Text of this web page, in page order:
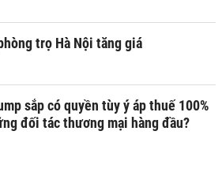
trọ Hà Nội tăng giá
sắp có quyền tùy ý áp thuế 100%
đối tác thương mại hàng đầu?